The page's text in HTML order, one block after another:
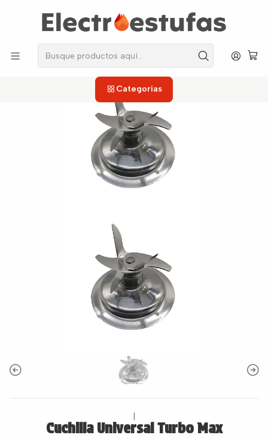
Categorías
los repuestos que necesitas, sin salir de casa!
Cuchilla Universal Turbo Max